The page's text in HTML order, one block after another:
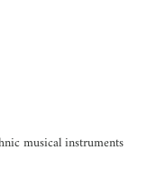
musical instruments